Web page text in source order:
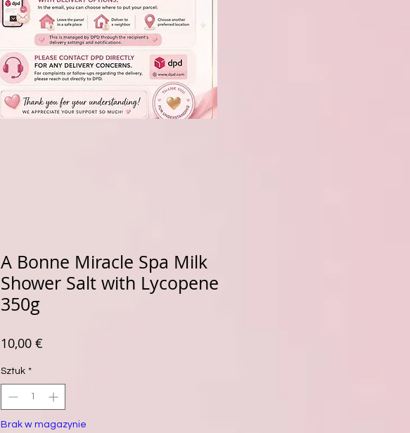
A Bonne Miracle Spa Milk
Shower Salt with Lycopene
350g
10,00 €
Sztuk *
Brak w magazynie